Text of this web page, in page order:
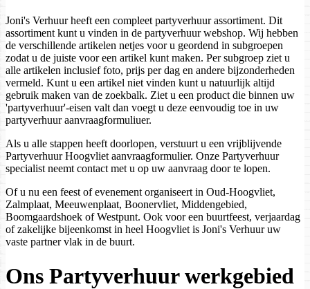
Joni's Verhuur heeft een compleet partyverhuur assortiment. Dit
assortiment kunt u vinden in de partyverhuur webshop. Wij hebben
de verschillende artikelen netjes voor u geordend in subgroepen
zodat u de juiste voor een artikel kunt maken. Per subgroep ziet u
alle artikelen inclusief foto, prijs per dag en andere bijzonderheden
vermeld. Kunt u een artikel niet vinden kunt u natuurlijk altijd
gebruik maken van de zoekbalk. Ziet u een product die binnen uw
'partyverhuur'-eisen valt dan voegt u deze eenvoudig toe in uw
partyverhuur aanvraagformuliuer.
Als u alle stappen heeft doorlopen, verstuurt u een vrijblijvende
Partyverhuur Hoogvliet aanvraagformulier. Onze Partyverhuur
specialist neemt contact met u op uw aanvraag door te lopen.
Of u nu een feest of evenement organiseert in Oud-Hoogvliet,
Zalmplaat, Meeuwenplaat, Boonervliet, Middengebied,
Boomgaardshoek of Westpunt. Ook voor een buurtfeest, verjaardag
of zakelijke bijeenkomst in heel Hoogvliet is Joni's Verhuur uw
vaste partner vlak in de buurt.
Ons Partyverhuur werkgebied